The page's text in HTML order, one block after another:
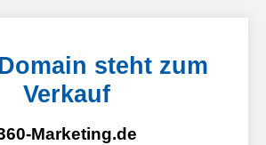
steht zum
Verkauf
Marketing.de